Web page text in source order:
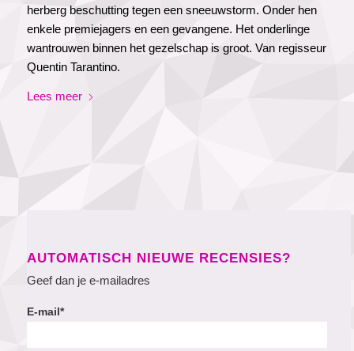
herberg beschutting tegen een sneeuwstorm. Onder hen
enkele premiejagers en een gevangene. Het onderlinge
wantrouwen binnen het gezelschap is groot. Van regisseur
Quentin Tarantino.
Lees meer
AUTOMATISCH NIEUWE RECENSIES?
Geef dan je e-mailadres
E-mail*